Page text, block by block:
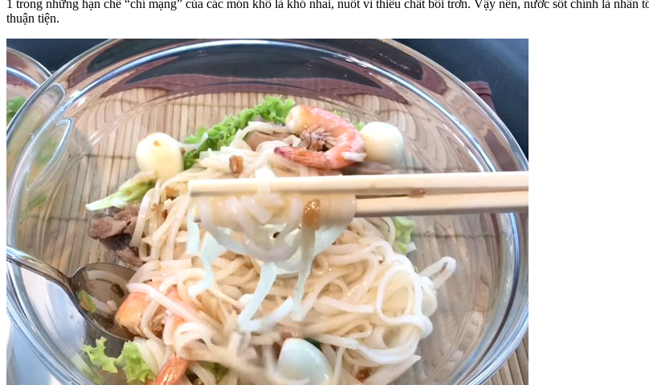
1 trong những hạn chế “chí mạng” của các món khô là khó nhai, nuốt vì thiếu chất bôi trơn. Vậy nên, nước sốt chính là
thuận tiện.